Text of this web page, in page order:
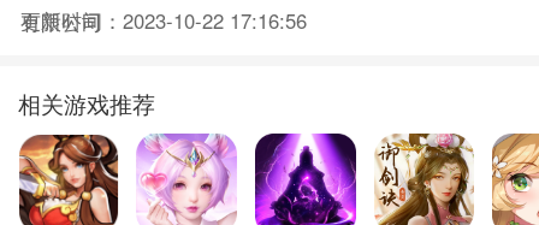
有限公司
更新时间：2023-10-22 17:16:56
相关游戏推荐